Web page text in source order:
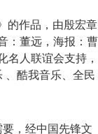
的作品，由殷宏章
：董远，海报：曹
名人联谊会支持，
、酷我音乐、全民
，经中国先锋文